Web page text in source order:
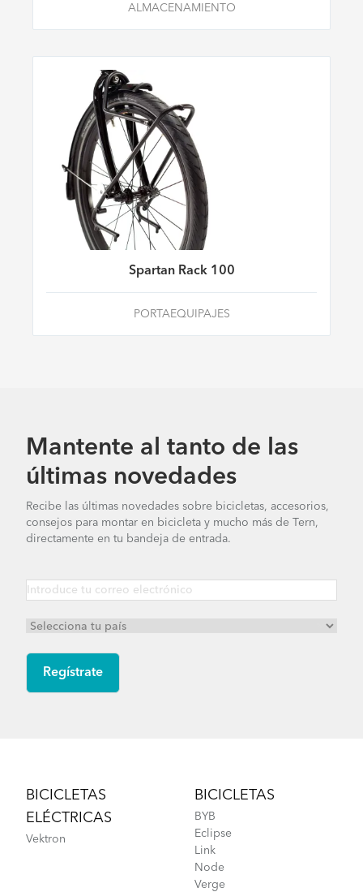
ALMACENAMIENTO
Spartan Rack 100
PORTAEQUIPAJES
Mantente al tanto de las
últimas novedades
Recibe las últimas novedades sobre bicicletas, accesorios,
consejos para montar en bicicleta y mucho más de Tern,
directamente en tu bandeja de entrada.
BICICLETAS
ELÉCTRICAS
Vektron
BICICLETAS
BYB
Eclipse
Link
Node
Verge